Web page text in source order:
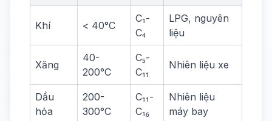
Khí < 40°C
C₁-
C₄
LPG, nguyên
liệu
Xăng
40-
200°C
C₅-
C₁₁
Nhiên liệu xe
Dầu
hỏa
200-
300°C
C₁₁-
C₁₆
Nhiên liệu
máy bay